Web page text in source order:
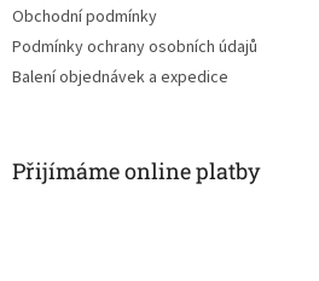
Obchodní podmínky
Podmínky ochrany osobních údajů
Balení objednávek a expedice
Přijímáme online platby